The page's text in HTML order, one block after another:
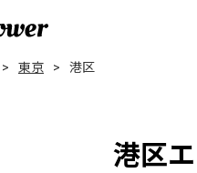
東京 港区
港区エ